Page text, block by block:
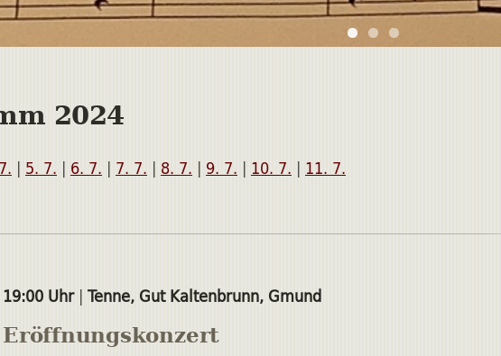
2024
|5. 7. |6. 7. |7. 7. |8. 7. |9. 7. |10. 7. |11. 7.
19:00 Uhr|Tenne, Gut Kaltenbrunn, Gmund
Eröffnungskonzert